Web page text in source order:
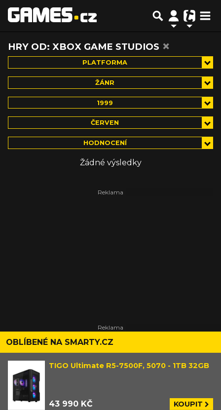
HRY OD: XBOX GAME STUDIOS ×
PLATFORMA
ŽÁNR
1999
ČERVEN
HODNOCENÍ
Žádné výsledky
OBLÍBENÉ NA SMARTY.CZ
TIGO Ultimate R5-7500F, 5070 - 1TB 32GB
43 990 KČ KOUPIT